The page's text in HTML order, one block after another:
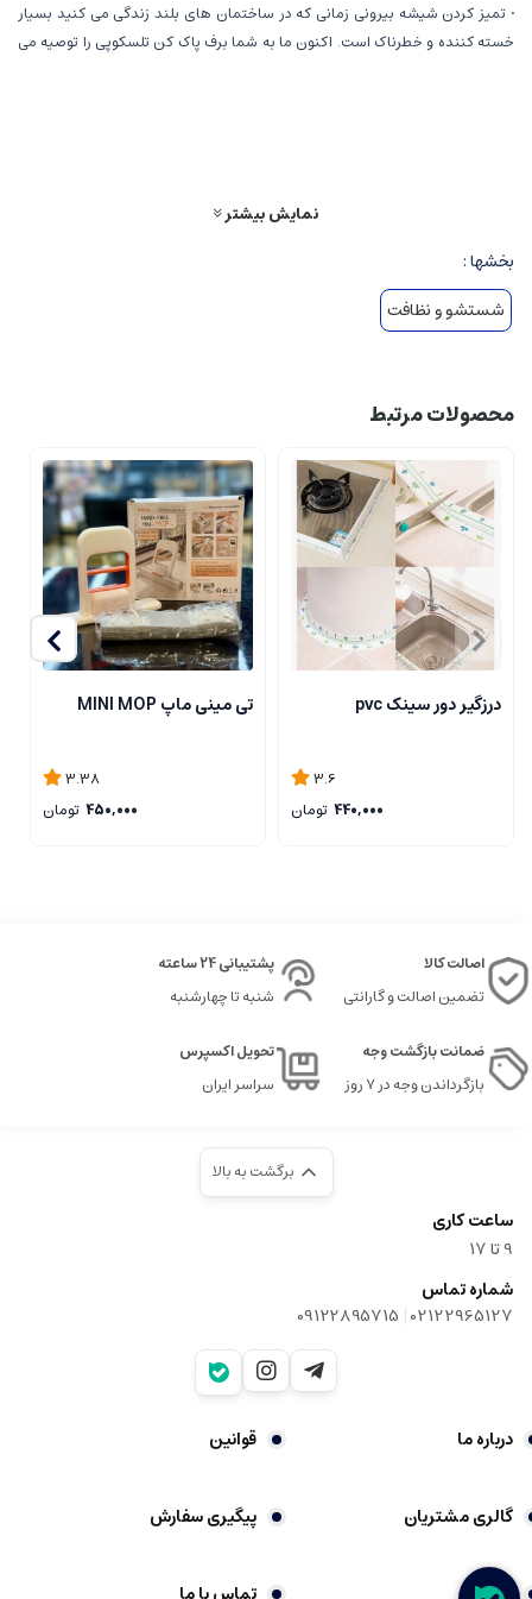
• تمیز کردن شیشه بیرونی زمانی که در ساختمان های بلند زندگی می کنید بسیار
خسته کننده و خطرناک است. اکنون ما به شما برف پاک کن تلسکوپی را توصیه می
ماشین، درب کشویی، صفحه دوش
• روی شیشه شما می لغزد و یک پنجره خشک، بدون رگه و درخشان باقی می گذارد
نمایش بیشتر
بخشها :
شستشو و نظافت
محصولات مرتبط
درزگیر دور سینک pvc
3.6
440,000 تومان
تی مینی ماپ MINI MOP
3.38
450,000 تومان
اصالت کالا
تضمین اصالت و گارانتی
پشتیبانی 24 ساعته
شنبه تا چهارشنبه
ضمانت بازگشت وجه
بازگرداندن وجه در ۷ روز
تحویل اکسپرس
سراسر ایران
برگشت به بالا
ساعت کاری
9‌ تا ۱۷
شماره تماس
02122965127
|
09122895715
درباره ما قوانین
گالری مشتریان پیگیری سفارش